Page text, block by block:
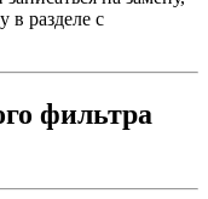
в разделе с
фильтра